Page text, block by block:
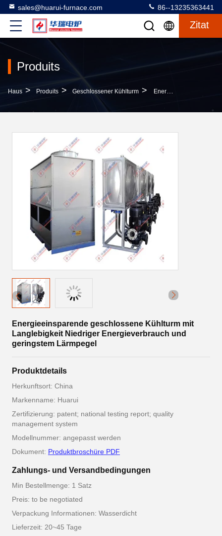
sales@huarui-furnace.com 86--13235363441
Zitat
Produits
Haus > Produits > Geschlossener Kühlturm > Energieeinsparende Geschlossene Kühlturm Mit Langlebigkeit Niedriger Energieverbrauch Und Geringstem Lärmpegel
Energieeinsparende geschlossene Kühlturm mit
Langlebigkeit Niedriger Energieverbrauch und
geringstem Lärmpegel
Produktdetails
Herkunftsort: China
Markenname: Huarui
Zertifizierung: patent; national testing report; quality
management system
Modellnummer: angepasst werden
Dokument: Produktbroschüre PDF
Zahlungs- und Versandbedingungen
Min Bestellmenge: 1 Satz
Preis: to be negotiated
Verpackung Informationen: Wasserdicht
Lieferzeit: 20~45 Tage